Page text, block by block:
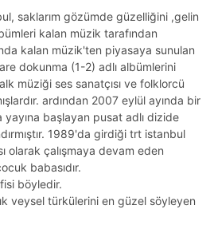
saklarım gözümde güzelliğini ,gelin
kalan müzik tarafından
kalan müzik'ten piyasaya sunulan
dokunma (1-2) adlı albümlerini
müziği ses sanatçısı ve folklorcü
ardından 2007 eylül ayında bir
başlayan pusat adlı dizide
1989'da girdiği trt i̇stanbul
olarak çalışmaya devam eden
babasıdır.
böyledir.
veysel türkülerini en güzel söyleyen